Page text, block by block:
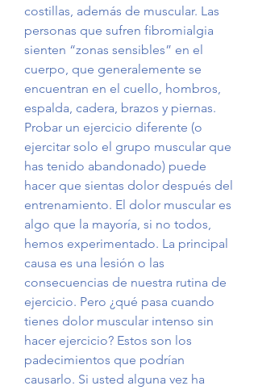
costillas, además de muscular. Las
personas que sufren fibromialgia
sienten “zonas sensibles” en el
cuerpo, que generalemente se
encuentran en el cuello, hombros,
espalda, cadera, brazos y piernas.
Probar un ejercicio diferente (o
ejercitar solo el grupo muscular que
has tenido abandonado) puede
hacer que sientas dolor después del
entrenamiento. El dolor muscular es
algo que la mayoría, si no todos,
hemos experimentado. La principal
causa es una lesión o las
consecuencias de nuestra rutina de
ejercicio. Pero ¿qué pasa cuando
tienes dolor muscular intenso sin
hacer ejercicio? Estos son los
padecimientos que podrían
causarlo. Si usted alguna vez ha